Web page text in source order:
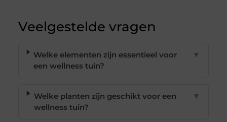
Veelgestelde vragen
Welke elementen zijn essentieel voor
een wellness tuin?
▼
Welke planten zijn geschikt voor een
wellness tuin?
▼